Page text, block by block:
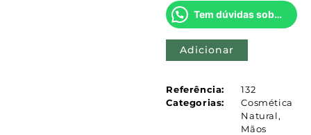
Tem dúvidas sobre este produto?
Adicionar
Referência:
132
Categorias:
Cosmética
Natural,
Mãos